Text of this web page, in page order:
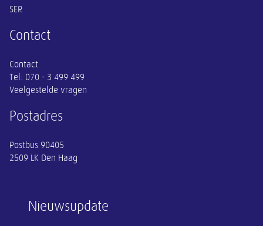
Nieuwsupdate
SER
Contact
Contact
Tel: 070 - 3 499 499
Veelgestelde vragen
Postadres
Postbus 90405
2509 LK Den Haag